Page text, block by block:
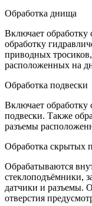
Обработка днища
Включает
обработку
приводных
расположенных на
Обработка подвески
Включает обработку
подвески. Также
разъемы
Обработка скрытых
Обрабатываются
стеклоподъёмники,
датчики и разъемы.
отверстия